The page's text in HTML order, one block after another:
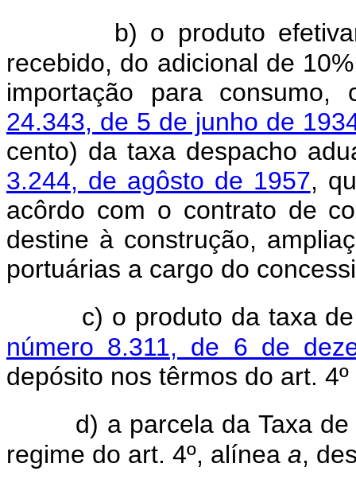
b) o produto
recebido, do adicional de
importação para
24.343, de 5 de junho de
cento) da taxa despacho
3.244, de agôsto de 1957,
acôrdo com o contrato de
destine à construção,
portuárias a cargo do
c) o produto da taxa
número 8.311, de 6 de
depósito nos têrmos do art.
d) a parcela da Taxa de
regime do art. 4º, alínea a,